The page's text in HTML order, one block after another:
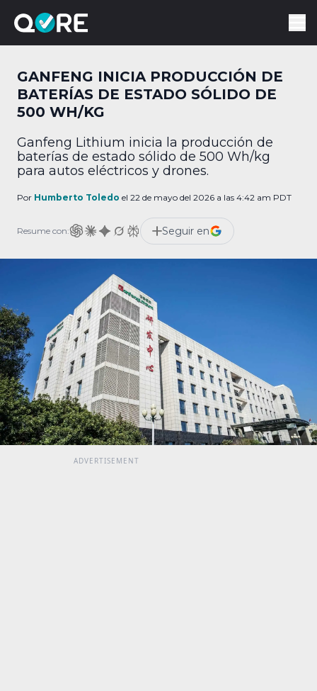
GANFENG INICIA PRODUCCIÓN DE
BATERÍAS DE ESTADO SÓLIDO DE
500 WH/KG
Ganfeng Lithium inicia la producción de
baterías de estado sólido de 500 Wh/kg
para autos eléctricos y drones.
Por Humberto Toledo el 22 de mayo del 2026 a las 4:42 am PDT
Resume con: Seguir en